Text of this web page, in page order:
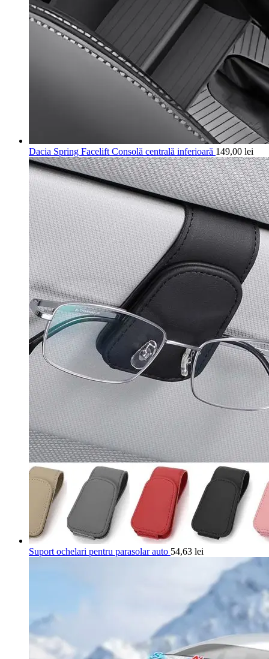
Dacia Spring Facelift Consolă centrală inferioară 149,00 lei
Suport ochelari pentru parasolar auto 54,63 lei